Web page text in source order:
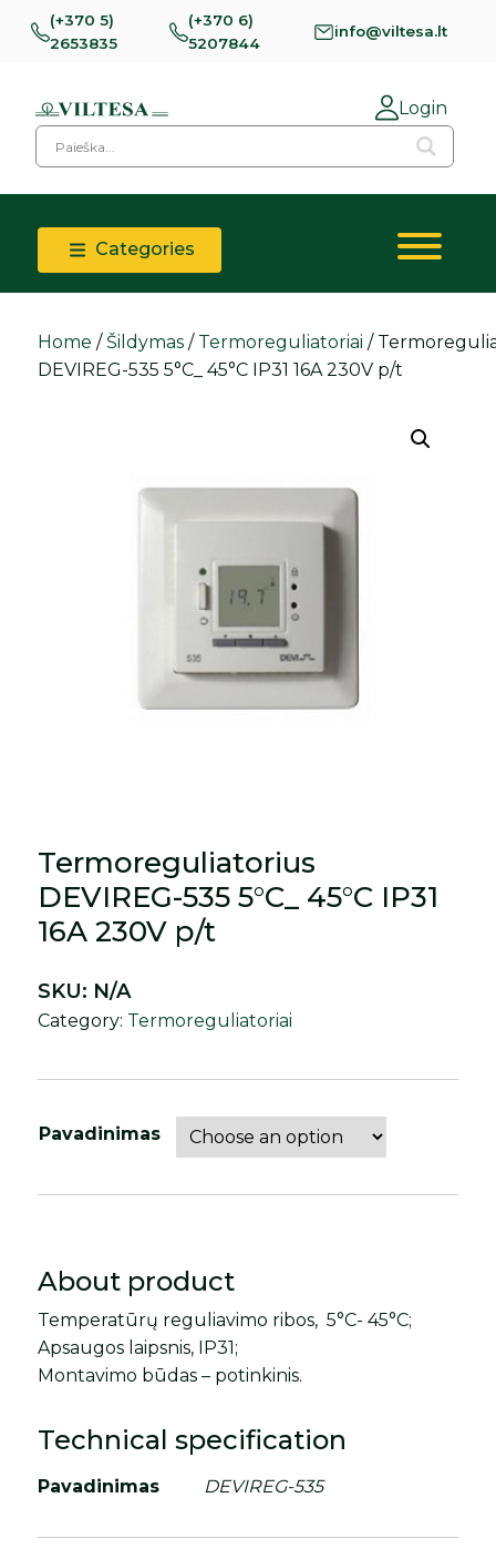
(+370 5)
2653835
(+370 6)
5207844
info@viltesa.lt
Login
Categories
Home / Šildymas / Termoreguliatoriai /
DEVIREG-535 5°C_ 45°C IP31 16A 230V p/t
Termoreguliatorius
DEVIREG-535 5°C_ 45°C IP31
16A 230V p/t
Pavadinimas
SKU: N/A
Category: Termoreguliatoriai
About product
Temperatūrų reguliavimo ribos, 5°C- 45°C;
Apsaugos laipsnis, IP31;
Montavimo būdas – potinkinis.
Technical specification
Pavadinimas DEVIREG-535